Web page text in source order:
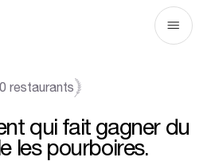
restaurants
qui fait gagner du
les pourboires.